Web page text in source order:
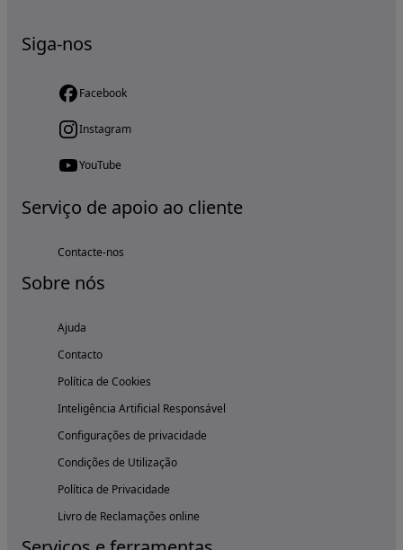
Siga-nos
Facebook
Instagram
YouTube
Serviço de apoio ao cliente
Contacte-nos
Sobre nós
Ajuda
Contacto
Política de Cookies
Inteligência Artificial Responsável
Configurações de privacidade
Condições de Utilização
Política de Privacidade
Livro de Reclamações online